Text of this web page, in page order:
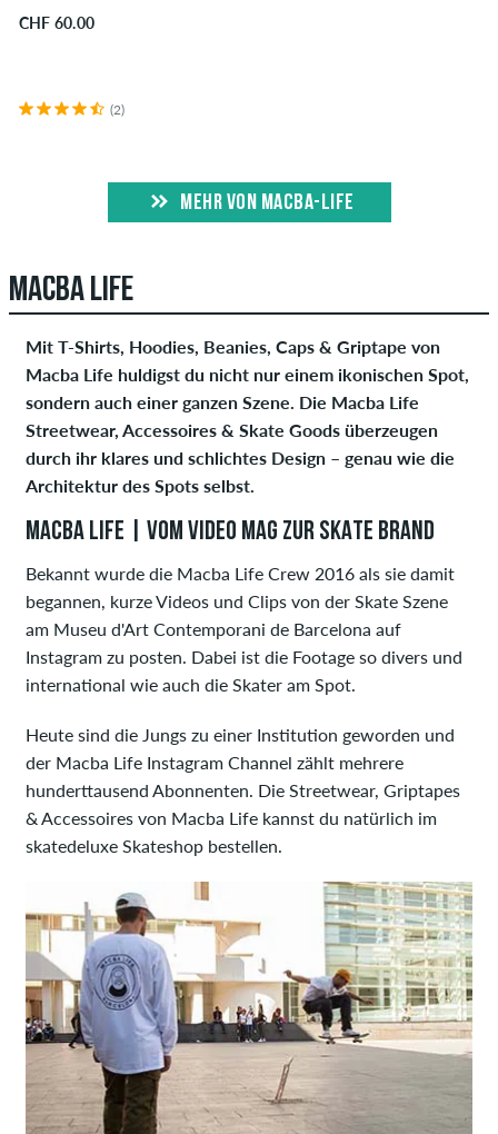
CHF 60.00
(2)
MEHR VON MACBA-LIFE
MACBA LIFE
Mit T-Shirts, Hoodies, Beanies, Caps & Griptape von
Macba Life huldigst du nicht nur einem ikonischen Spot,
sondern auch einer ganzen Szene. Die Macba Life
Streetwear, Accessoires & Skate Goods überzeugen
durch ihr klares und schlichtes Design – genau wie die
Architektur des Spots selbst.
MACBA LIFE | VOM VIDEO MAG ZUR SKATE BRAND
Bekannt wurde die Macba Life Crew 2016 als sie damit
begannen, kurze Videos und Clips von der Skate Szene
am Museu d'Art Contemporani de Barcelona auf
Instagram zu posten. Dabei ist die Footage so divers und
international wie auch die Skater am Spot.
Heute sind die Jungs zu einer Institution geworden und
der Macba Life Instagram Channel zählt mehrere
hunderttausend Abonnenten. Die Streetwear, Griptapes
& Accessoires von Macba Life kannst du natürlich im
skatedeluxe Skateshop bestellen.